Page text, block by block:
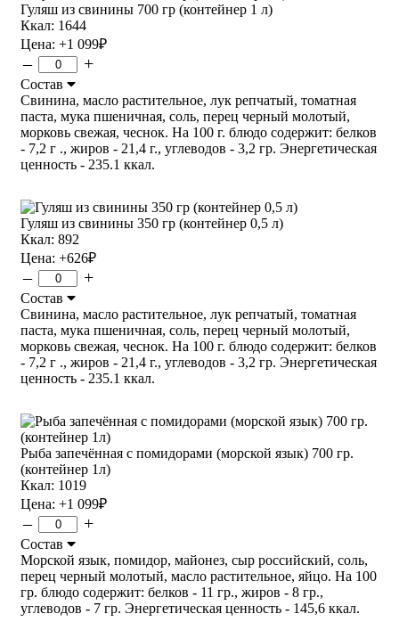
Гуляш из свинины 700 гр (контейнер 1 л)
Ккал: 1644
Цена: +1 099₽
– +
Состав
Свинина, масло растительное, лук репчатый, томатная
паста, мука пшеничная, соль, перец черный молотый,
морковь свежая, чеснок. На 100 г. блюдо содержит: белков
- 7,2 г ., жиров - 21,4 г., углеводов - 3,2 гр. Энергетическая
ценность - 235.1 ккал.
Гуляш из свинины 350 гр (контейнер 0,5 л)
Ккал: 892
Цена: +626₽
– +
Состав
Свинина, масло растительное, лук репчатый, томатная
паста, мука пшеничная, соль, перец черный молотый,
морковь свежая, чеснок. На 100 г. блюдо содержит: белков
- 7,2 г ., жиров - 21,4 г., углеводов - 3,2 гр. Энергетическая
ценность - 235.1 ккал.
Рыба запечённая с помидорами (морской язык) 700 гр.
(контейнер 1л)
Ккал: 1019
Цена: +1 099₽
– +
Состав
Морской язык, помидор, майонез, сыр российский, соль,
перец черный молотый, масло растительное, яйцо. На 100
гр. блюдо содержит: белков - 11 гр., жиров - 8 гр.,
углеводов - 7 гр. Энергетическая ценность - 145,6 ккал.